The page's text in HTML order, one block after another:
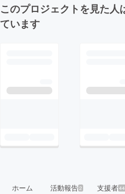
このプロジェクトを見た人
ています
ホーム 活動報告2 支援者44